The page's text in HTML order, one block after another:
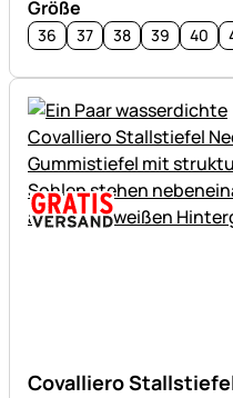
Größe
36 37 38 39 40
Covalliero